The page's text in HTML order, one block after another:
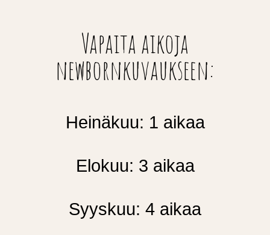
Vapaita aikoja
newbornkuvaukseen:
Heinäkuu: 1 aikaa
Elokuu: 3 aikaa
Syyskuu: 4 aikaa